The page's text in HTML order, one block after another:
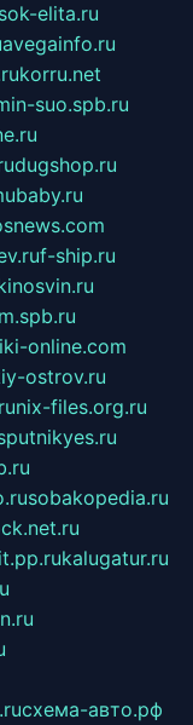
elita.ru
avegainfo.ru
korru.net
suo.spb.ru
dugshop.ru
f-ship.ru
online.com
ostrov.ru
nix-files.org.ru
sobakopedia.ru
kalugatur.ru
схема-авто.рф